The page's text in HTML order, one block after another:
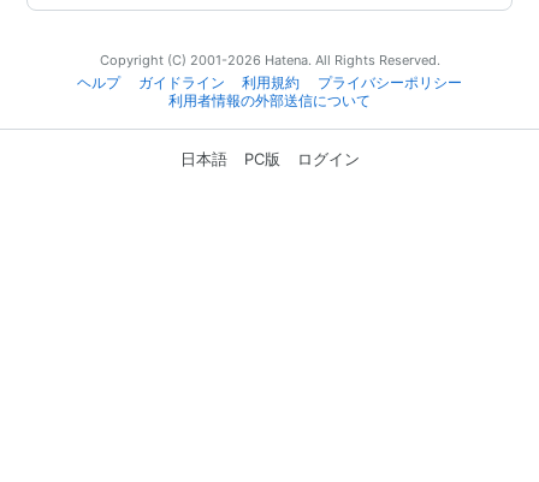
Copyright (C) 2001-2026 Hatena. All Rights Reserved.
ヘルプ
ガイドライン 利用規約
プライバシーポリシー
利用者情報の外部送信について
日本語 PC版 ログイン